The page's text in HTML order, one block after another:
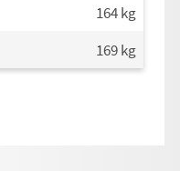
164kg
169kg